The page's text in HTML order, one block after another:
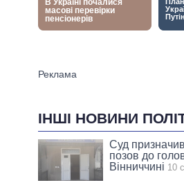
ІНШІ НОВИНИ
Суд
позов до
Вінниччині 10